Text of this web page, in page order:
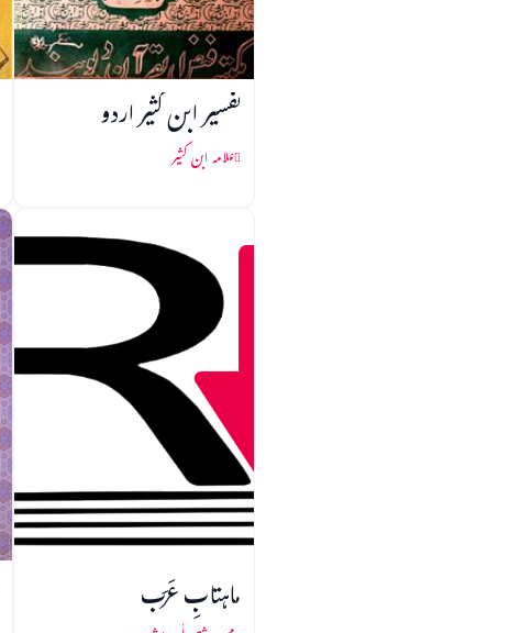
تفسیر ابن کثیر اردو
علامہ ابن کثیر
ماہتابِ عَرَب